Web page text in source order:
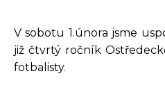
V sobotu 1.února jsme
již čtvrtý ročník
fotbalisty.